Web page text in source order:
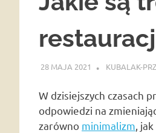
28 MAJA 2021 KUBALAK-
W dzisiejszych czasach
odpowiedzi na
zarówno minimalizm,